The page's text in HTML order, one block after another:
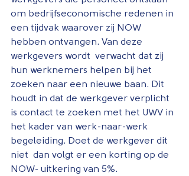
om bedrijfseconomische redenen in
een tijdvak waarover zij NOW
hebben ontvangen. Van deze
werkgevers wordt  verwacht dat zij
hun werknemers helpen bij het
zoeken naar een nieuwe baan. Dit
houdt in dat de werkgever verplicht
is contact te zoeken met het UWV in
het kader van werk-naar-werk
begeleiding. Doet de werkgever dit
niet  dan volgt er een korting op de
NOW- uitkering van 5%.